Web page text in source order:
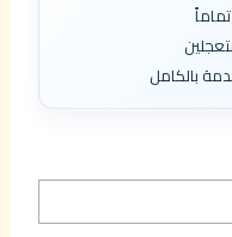
بالكامل